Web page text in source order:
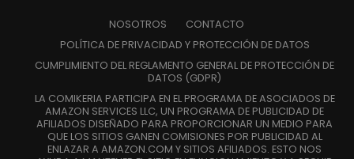
NOSOTROS
CONTACTO
POLÍTICA DE PRIVACIDAD Y PROTECCIÓN DE DATOS
CUMPLIMIENTO DEL REGLAMENTO GENERAL DE PROTECCIÓN DE
DATOS (GDPR)
LA COMIKERIA PARTICIPA EN EL PROGRAMA DE ASOCIADOS DE
AMAZON SERVICES LLC, UN PROGRAMA DE PUBLICIDAD DE
AFILIADOS DISEÑADO PARA PROPORCIONAR UN MEDIO PARA
QUE LOS SITIOS GANEN COMISIONES POR PUBLICIDAD AL
ENLAZAR A AMAZON.COM Y SITIOS AFILIADOS. ESTO NOS